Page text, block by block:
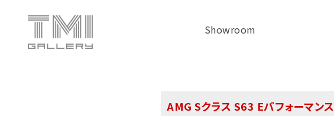
Showroom
AMG Sクラス S63 Eパフォーマンス